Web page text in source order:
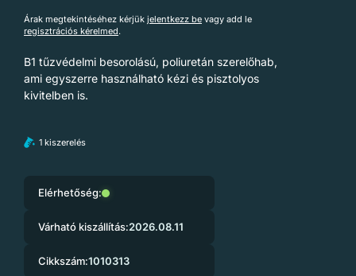
Árak megtekintéséhez kérjük jelentkezz be vagy add le
regisztrációs kérelmed.
B1 tűzvédelmi besorolású, poliuretán szerelőhab,
ami egyszerre használható kézi és pisztolyos
kivitelben is.
1 kiszerelés
Elérhetőség:
Várható kiszállítás:2026.08.11
Cikkszám:1010313